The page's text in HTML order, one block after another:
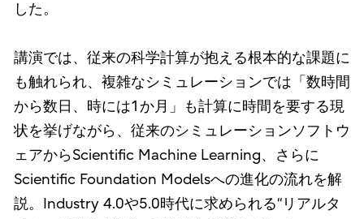
した。
講演では、従来の科学計算が抱える根本的な課題に
も触れられ、複雑なシミュレーションでは「数時間
から数日、時には1か月」も計算に時間を要する現
状を挙げながら、従来のシミュレーションソフトウ
ェアからScientific Machine Learning、さらに
Scientific Foundation Modelsへの進化の流れを解
説。Industry 4.0や5.0時代に求められる“リアルタ